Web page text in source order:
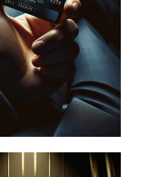
différents moyens de
:
avoir son propre
une solution logistique.
proposons les meilleures
à votre stratégie,
avec WordPress et
Woocommerce.